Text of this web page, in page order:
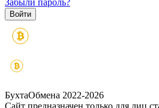
БухтаОбмена 2022-2026
Сайт предназначен только для лиц